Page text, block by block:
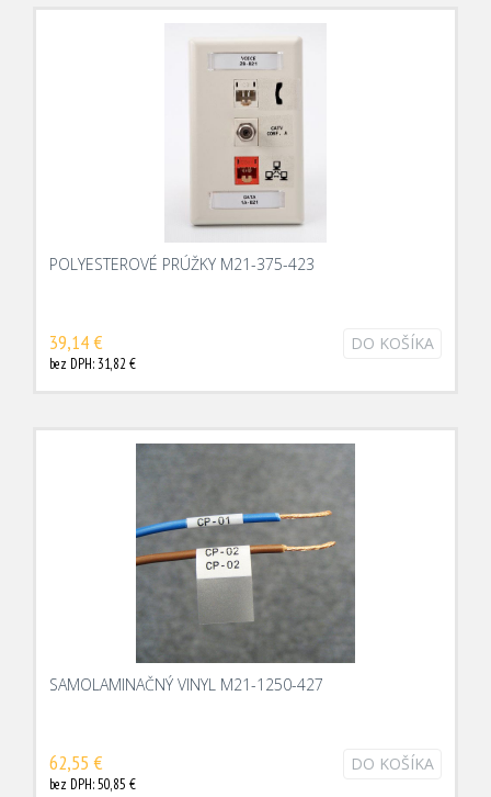
POLYESTEROVÉ PRÚŽKY M21-375-423
39,14 €
bez DPH: 31,82 €
DO KOŠÍKA
SAMOLAMINAČNÝ VINYL M21-1250-427
62,55 €
bez DPH: 50,85 €
DO KOŠÍKA